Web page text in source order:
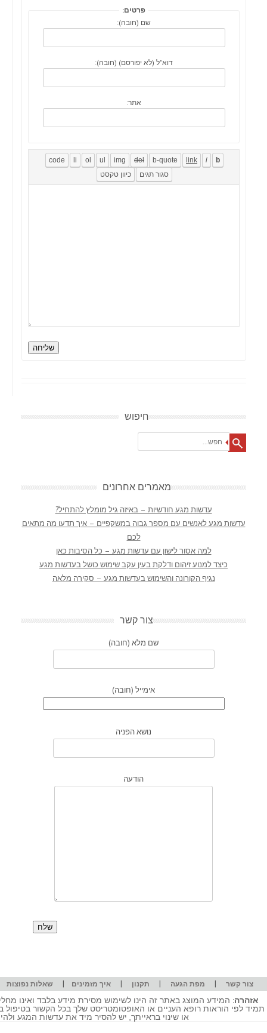
פרטים:
שם (חובה):
דוא"ל (לא יפורסם) (חובה):
אתר:
שליחה
חיפוש
מאמרים אחרונים
עדשות מגע חודשיות – באיזה גיל מומלץ להתחיל?
עדשות מגע לאנשים עם מספר גבוה במשקפיים – איך תדעו מה מתאים
לכם
למה אסור לישון עם עדשות מגע – כל הסיבות כאן
כיצד למנוע זיהום ודלקת בעין עקב שימוש כושל בעדשות מגע
נגיף הקורונה והשימוש בעדשות מגע – סקירה מלאה
צור קשר
שם מלא (חובה)
אימייל (חובה)
נושא הפניה
הודעה
צור קשר | מפת הגעה | תקנון |איך מזמינים | שאלות נפוצות
אזהרה: המידע המוצג באתר זה הינו לשימוש מסירת מידע בלבד ואינו
תמיד לפי הוראות רופא העניים או האופטומטריסט שלך בכל הקשור
או שינוי בראייתך, יש להסיר מיד את עדשות המגע